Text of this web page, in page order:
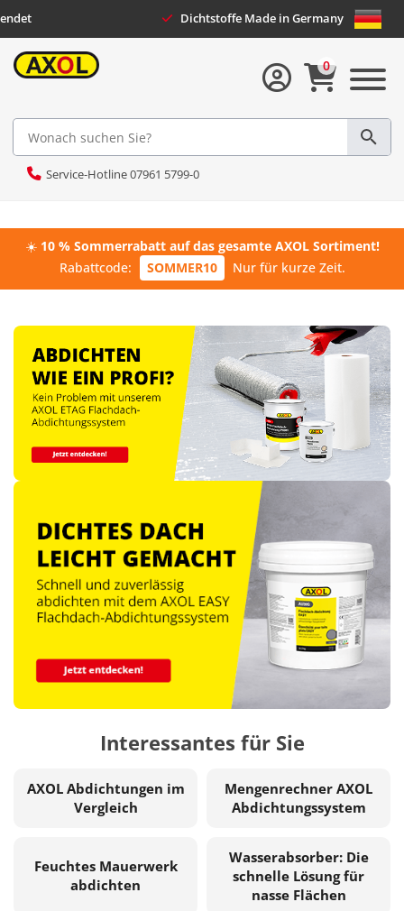
Dichtstoffe Made in Germany
Service-Hotline 07961 5799-0
0
☀️ 10 % Sommerrabatt auf das gesamte AXOL Sortiment!
Rabattcode:
SOMMER10 Nur für kurze Zeit.
Interessantes für Sie
AXOL Abdichtungen im
Vergleich
Mengenrechner AXOL
Abdichtungssystem
Feuchtes Mauerwerk
abdichten
Wasserabsorber: Die
schnelle Lösung für
nasse Flächen